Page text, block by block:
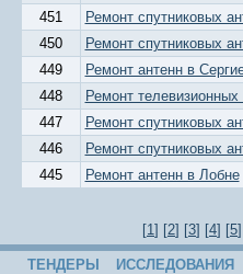
451
Ремонт спутниковых
450
Ремонт спутниковых
449
Ремонт антенн в
448
Ремонт
447
Ремонт спутниковых
446
Ремонт спутниковых
445
Ремонт антенн в Лобне
[1] [2] [3] [4] [5
ТЕНДЕРЫ ИССЛЕДОВАНИЯ